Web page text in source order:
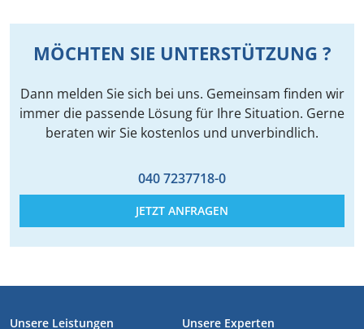
MÖCHTEN SIE UNTERSTÜTZUNG ?
Dann melden Sie sich bei uns. Gemeinsam finden wir
immer die passende Lösung für Ihre Situation. Gerne
beraten wir Sie kostenlos und unverbindlich.
040 7237718-0
JETZT ANFRAGEN
FUSSZEILE
Unsere Leistungen Unsere Experten